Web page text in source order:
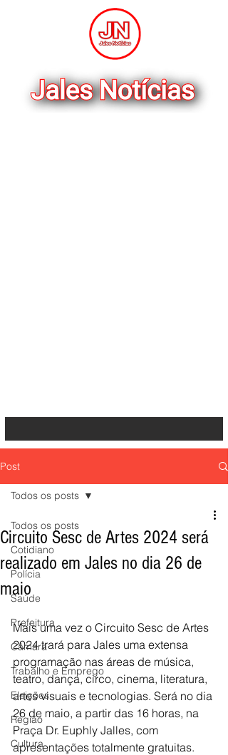
Post
Todos os posts
Cotidiano
Polícia
Saúde
Prefeitura
Câmara
Trabalho e Emprego
Eleições
Região
Cultura
Todos os posts
Circuito Sesc de Artes 2024 será
realizado em Jales no dia 26 de
maio
Mais uma vez o Circuito Sesc de Artes
2024 trará para Jales uma extensa
programação nas áreas de música,
teatro, dança, circo, cinema, literatura,
artes visuais e tecnologias. Será no dia
26 de maio, a partir das 16 horas, na
Praça Dr. Euphly Jalles, com
apresentações totalmente gratuitas.